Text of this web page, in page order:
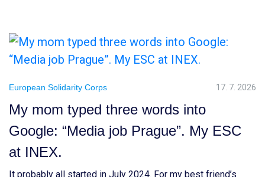
European Solidarity Corps 17. 7. 2026
My mom typed three words into
Google: “Media job Prague”. My ESC
at INEX.
It probably all started in July 2024. For my best friend’s